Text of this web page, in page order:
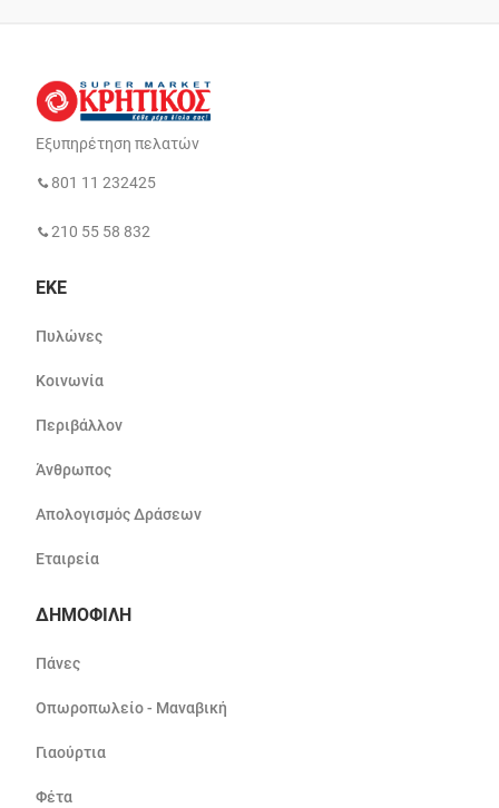
Εξυπηρέτηση πελατών
801 11 232425
210 55 58 832
ΕΚΕ
Πυλώνες
Κοινωνία
Περιβάλλον
Άνθρωπος
Απολογισμός Δράσεων
Εταιρεία
ΔΗΜΟΦΙΛΗ
Πάνες
Οπωροπωλείο - Μαναβική
Γιαούρτια
Φέτα